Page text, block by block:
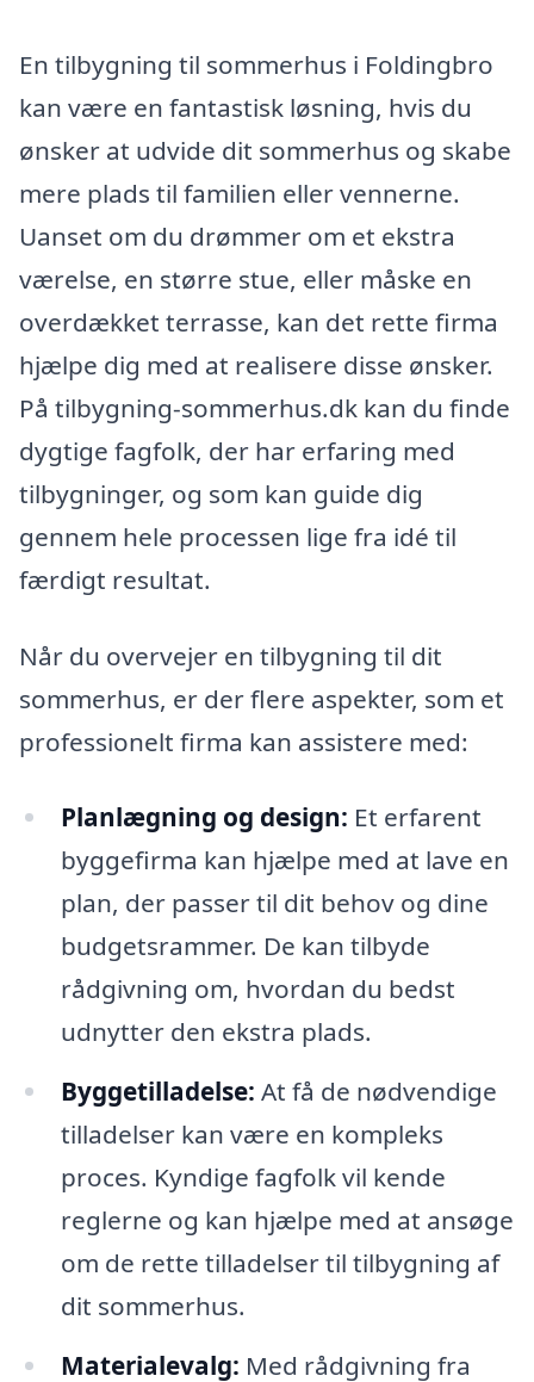
En tilbygning til sommerhus i Foldingbro
kan være en fantastisk løsning, hvis du
ønsker at udvide dit sommerhus og skabe
mere plads til familien eller vennerne.
Uanset om du drømmer om et ekstra
værelse, en større stue, eller måske en
overdækket terrasse, kan det rette firma
hjælpe dig med at realisere disse ønsker.
På tilbygning-sommerhus.dk kan du finde
dygtige fagfolk, der har erfaring med
tilbygninger, og som kan guide dig
gennem hele processen lige fra idé til
færdigt resultat.
Når du overvejer en tilbygning til dit
sommerhus, er der flere aspekter, som et
professionelt firma kan assistere med:
Planlægning og design: Et erfarent
byggefirma kan hjælpe med at lave en
plan, der passer til dit behov og dine
budgetsrammer. De kan tilbyde
rådgivning om, hvordan du bedst
udnytter den ekstra plads.
Byggetilladelse: At få de nødvendige
tilladelser kan være en kompleks
proces. Kyndige fagfolk vil kende
reglerne og kan hjælpe med at ansøge
om de rette tilladelser til tilbygning af
dit sommerhus.
Materialevalg: Med rådgivning fra